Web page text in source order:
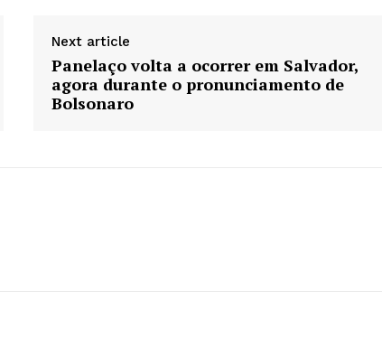
Next article
Panelaço volta a ocorrer em Salvador,
agora durante o pronunciamento de
Bolsonaro